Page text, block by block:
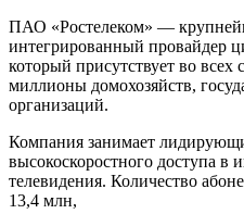
ПАО «Ростелеком» —
интегрированный провайдер
который присутствует во всех
миллионы домохозяйств,
организаций.
Компания занимает
высокоскоростного доступа в
телевидения. Количество
13,4 млн,